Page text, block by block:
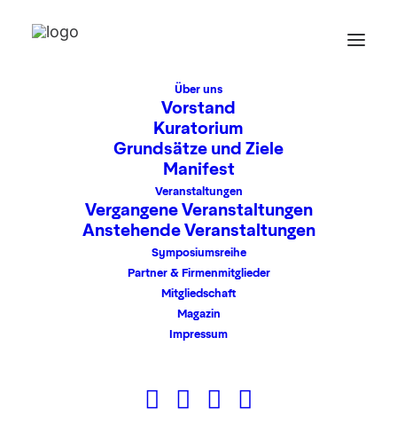
Über uns
Vorstand
Kuratorium
Grundsätze und Ziele
Manifest
Veranstaltungen
Vergangene Veranstaltungen
Anstehende Veranstaltungen
Symposiumsreihe
Partner & Firmenmitglieder
Mitgliedschaft
Magazin
Impressum
Wie wollen wir
wohnen?
Donnerstag, 28. März 2019
Deutsches Architekturmuseum /
Schaumainkai 43 / 60596 Frankfurt am Mai
Digitalisierung umreißen die Begriffe, die